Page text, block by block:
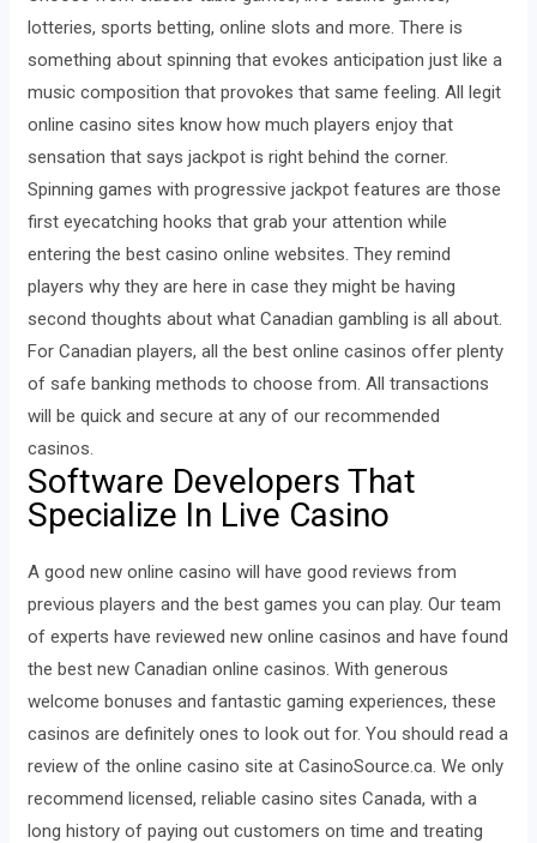
lotteries, sports betting, online slots and more. There is
something about spinning that evokes anticipation just like a
music composition that provokes that same feeling. All legit
online casino sites know how much players enjoy that
sensation that says jackpot is right behind the corner.
Spinning games with progressive jackpot features are those
first eyecatching hooks that grab your attention while
entering the best casino online websites. They remind
players why they are here in case they might be having
second thoughts about what Canadian gambling is all about.
For Canadian players, all the best online casinos offer plenty
of safe banking methods to choose from. All transactions
will be quick and secure at any of our recommended
casinos.
Software Developers That
Specialize In Live Casino
A good new online casino will have good reviews from
previous players and the best games you can play. Our team
of experts have reviewed new online casinos and have found
the best new Canadian online casinos. With generous
welcome bonuses and fantastic gaming experiences, these
casinos are definitely ones to look out for. You should read a
review of the online casino site at CasinoSource.ca. We only
recommend licensed, reliable casino sites Canada, with a
long history of paying out customers on time and treating